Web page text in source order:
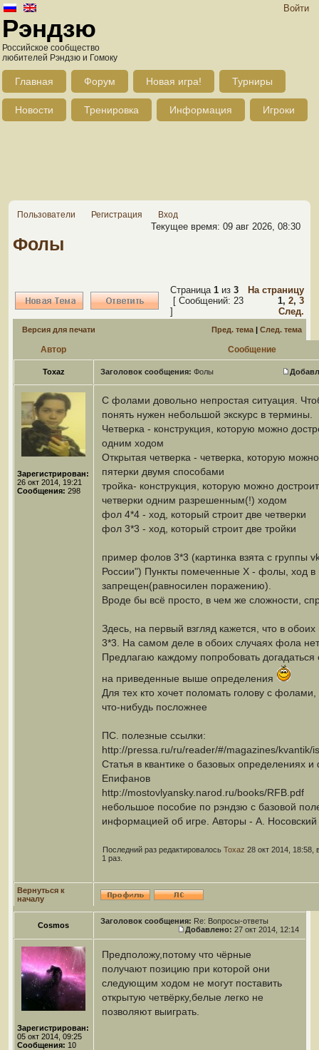
Войти
Рэндзю
Российское сообщество
любителей Рэндзю и Гомоку
Главная Форум Новая игра! Турниры
Новости Тренировка Информация Игроки
Пользователи Регистрация Вход
Текущее время: 09 авг 2026, 08:30
Фолы
Страница 1 из 3
[ Сообщений: 23
]
На страницу
1, 2, 3
След.
Версия для печати Пред. тема | След. тема
Автор Сообщение
Toxaz Заголовок сообщения: Фолы
Зарегистрирован:
26 окт 2014, 19:21
Сообщения: 298
С фолами довольно непростая ситуация.
понять нужен небольшой экскурс в термины.
Четверка - конструкция, которую можно
одним ходом
Открытая четверка - четверка, которую
пятерки двумя способами
тройка- конструкция, которую можно
четверки одним разрешенным(!) ходом
фол 4*4 - ход, который строит две четверки
фол 3*3 - ход, который строит две тройки
пример фолов 3*3 (картинка взята с группы
России") Пункты помеченные Х - фолы, ход в
запрещен(равносилен поражению).
Вроде бы всё просто, в чем же сложности,
Здесь, на первый взгляд кажется, что в
3*3. На самом деле в обоих случаях фола
Предлагаю каждому попробовать
на приведенные выше определения
Для тех кто хочет поломать голову с
что-нибудь посложнее
ПС. полезные ссылки:
http://pressa.ru/ru/reader/#/magazines/kvantik/
Статья в квантике о базовых определениях
Епифанов
http://mostovlyansky.narod.ru/books/RFB.pdf
небольшое пособие по рэндзю с базовой
информацией об игре. Авторы - А. Носовский
Последний раз редактировалось Toxaz 28 окт 2014, 18:58,
1 раз.
Вернуться к
началу
Cosmos Заголовок сообщения: Re: Вопросы-ответы
Добавлено: 27 окт 2014, 12:14
Зарегистрирован:
05 окт 2014, 09:25
Сообщения: 10
Предположу,потому что чёрные
получают позицию при которой они
следующим ходом не могут поставить
открытую четвёрку,белые легко не
позволяют выиграть.